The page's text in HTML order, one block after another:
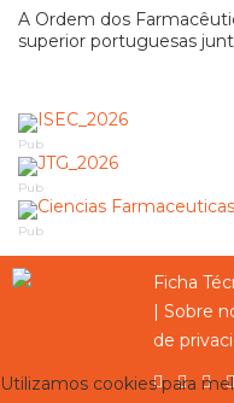
A Ordem dos
superior portuguesas
Pub
Pub
Pub
Ficha
| Sobre
de
Utilizamos cookies para